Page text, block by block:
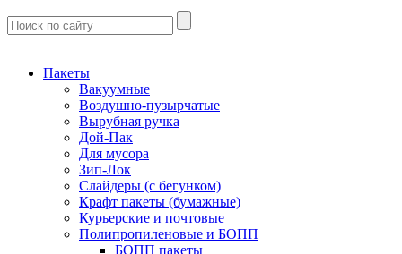
Пакеты
Вакуумные
Воздушно-пузырчатые
Вырубная ручка
Дой-Пак
Для мусора
Зип-Лок
Слайдеры (с бегунком)
Крафт пакеты (бумажные)
Курьерские и почтовые
Полипропиленовые и БОПП
БОПП пакеты